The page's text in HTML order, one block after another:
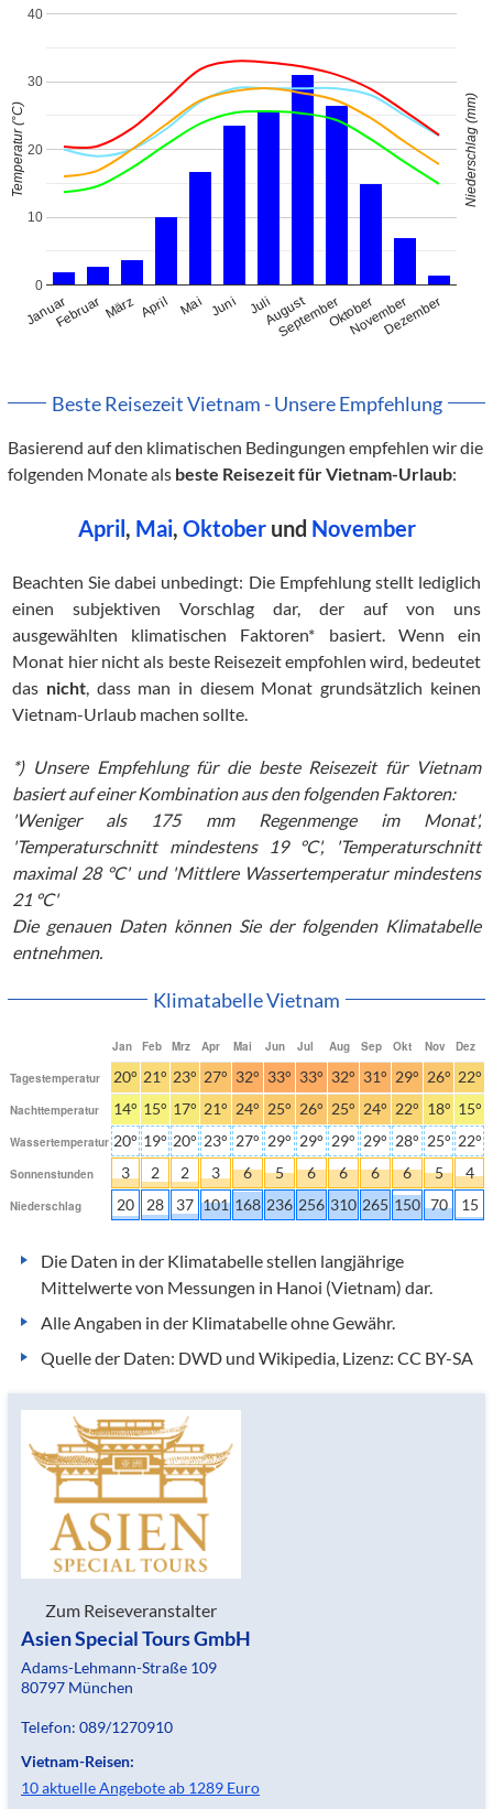
JanuarFebruar März April Mai Juni JuliAugust
SeptemberOktober
NovemberDezember
0
10
20
30
40
Temperatur (°C) Niederschlag (mm)
Beste Reisezeit Vietnam - Unsere Empfehlung
Basierend auf den klimatischen Bedingungen empfehlen wir die
folgenden Monate als beste Reisezeit für Vietnam-Urlaub:
April, Mai, Oktoberund November
Beachten Sie dabei unbedingt: Die Empfehlung stellt lediglich
einen subjektiven Vorschlag dar, der auf von uns
ausgewählten klimatischen Faktoren* basiert. Wenn ein
Monat hier nicht als beste Reisezeit empfohlen wird, bedeutet
das nicht, dass man in diesem Monat grundsätzlich keinen
Vietnam-Urlaub machen sollte.
*) Unsere Empfehlung für die beste Reisezeit für Vietnam
basiert auf einer Kombination aus den folgenden Faktoren:
'Weniger als 175 mm Regenmenge im Monat',
'Temperaturschnitt mindestens 19 °C', 'Temperaturschnitt
maximal 28 °C' und 'Mittlere Wassertemperatur mindestens
21 °C'
Die genauen Daten können Sie der folgenden Klimatabelle
entnehmen.
Klimatabelle Vietnam
Jan Feb Mrz Apr Mai Jun Jul Aug Sep Okt Nov Dez
Tagestemperatur 20° 21° 23° 27° 32° 33° 33° 32° 31° 29° 26° 22°
Nachttemperatur 14° 15° 17° 21° 24° 25° 26° 25° 24° 22° 18° 15°
Wassertemperatur 20° 19° 20° 23° 27° 29° 29° 29° 29° 28° 25° 22°
Sonnenstunden 3 2 2 3 6 5 6 6 6 6 5 4
Niederschlag 20 28 37 101 168 236 256 310 265 150 70 15
Die Daten in der Klimatabelle stellen langjährige
Mittelwerte von Messungen in Hanoi (Vietnam) dar.
Alle Angaben in der Klimatabelle ohne Gewähr.
Quelle der Daten: DWD und Wikipedia, Lizenz: CC BY-SA
Zum Reiseveranstalter
Asien Special Tours GmbH
Adams-Lehmann-Straße 109
80797 München
Telefon: 089/1270910
Vietnam-Reisen:
10 aktuelle Angebote ab 1289 Euro